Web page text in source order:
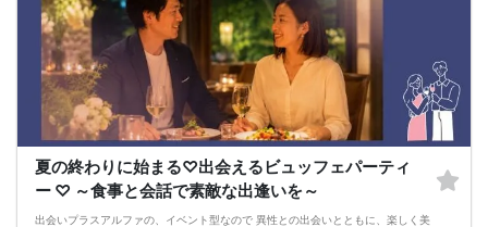
夏の終わりに始まる♡出会えるビュッフェパーティ
ー ♡ ～食事と会話で素敵な出逢いを～
出会いプラスアルファの、イベント型なので 異性との出会いとともに、楽しく美